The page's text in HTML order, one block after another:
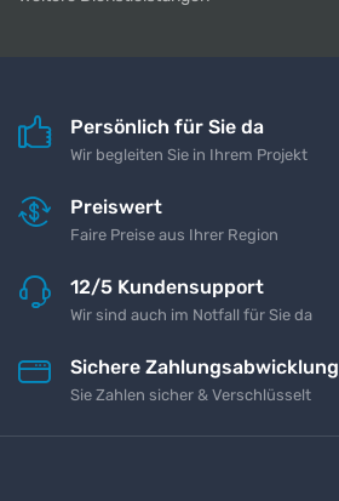
Persönlich für Sie da
Wir begleiten Sie in Ihrem Projekt
Preiswert
Faire Preise aus Ihrer Region
12/5 Kundensupport
Wir sind auch im Notfall für Sie da
Sichere Zahlungsabwicklung
Sie Zahlen sicher & Verschlüsselt